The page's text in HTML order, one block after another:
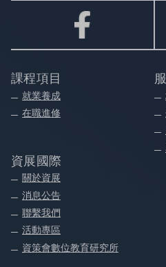
課程項目
就業養成
在職進修
資展國際
關於資展
消息公告
聯繫我們
活動專區
資策會數位教育研究所